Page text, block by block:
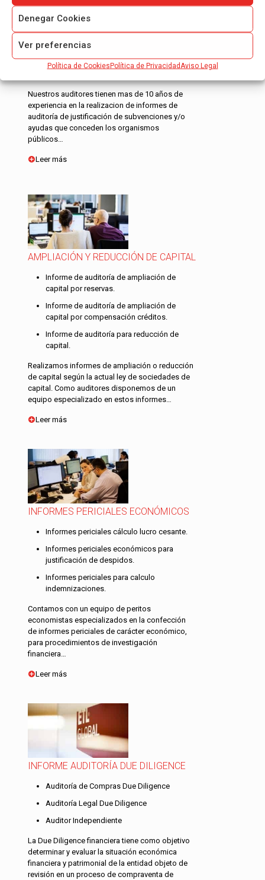
Denegar Cookies
Ver preferencias
Política de CookiesPolítica de Privacidad Aviso Legal
Informe de auditoría para justificación de
ayudas CDTI.
Informe de auditoría para justificación
FEDER – 7º Programa Marco.
Informe de auditoría controlador de primer
Nuestros auditores tienen mas de 10 años de
experiencia en la realizacion de informes de
auditoría de justificación de subvenciones y/o
ayudas que conceden los organismos
públicos…
Leer más
AMPLIACIÓN Y REDUCCIÓN DE CAPITAL
Informe de auditoría de ampliación de
capital por reservas.
Informe de auditoría de ampliación de
capital por compensación créditos.
Informe de auditoría para reducción de
capital.
Realizamos informes de ampliación o reducción
de capital según la actual ley de sociedades de
capital. Como auditores disponemos de un
equipo especializado en estos informes…
Leer más
INFORMES PERICIALES ECONÓMICOS
Informes periciales cálculo lucro cesante.
Informes periciales económicos para
justificación de despidos.
Informes periciales para calculo
indemnizaciones.
Contamos con un equipo de peritos
economistas especializados en la confección
de informes periciales de carácter económico,
para procedimientos de investigación
financiera…
Leer más
INFORME AUDITORÍA DUE DILIGENCE
Auditoría de Compras Due Diligence
Auditoría Legal Due Diligence
Auditor Independiente
La Due Diligence financiera tiene como objetivo
determinar y evaluar la situación económica
financiera y patrimonial de la entidad objeto de
revisión en un proceso de compraventa de